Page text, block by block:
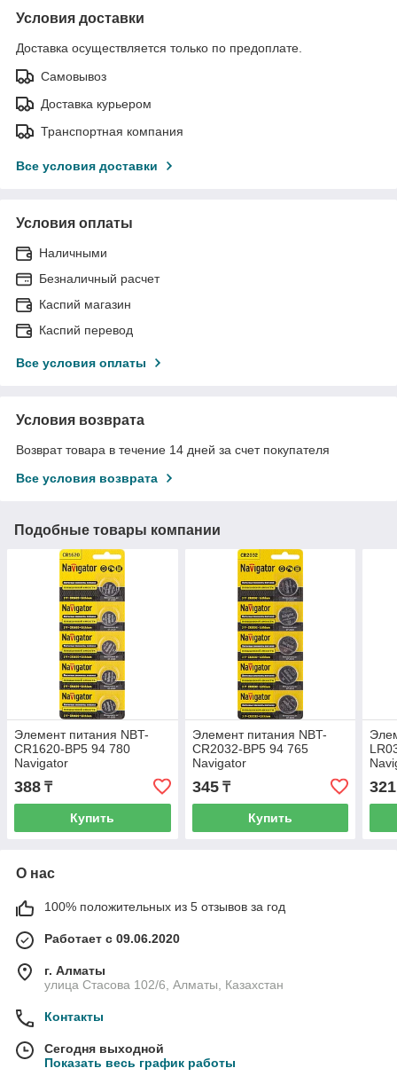
Условия доставки
Доставка осуществляется только по предоплате.
Самовывоз
Доставка курьером
Транспортная компания
Все условия доставки
Условия оплаты
Наличными
Безналичный расчет
Каспий магазин
Каспий перевод
Все условия оплаты
Условия возврата
Возврат товара в течение 14 дней за счет покупателя
Все условия возврата
Подобные товары компании
Элемент питания NBT-
CR1620-BP5 94 780
Navigator
388 ₸
Купить
Элемент питания NBT-
CR2032-BP5 94 765
Navigator
345₸
Купить
321
О нас
100% положительных из 5 отзывов за год
Работает с 09.06.2020
г. Алматы
улица Стасова 102/6, Алматы, Казахстан
Контакты
Сегодня выходной
Показать весь график работы